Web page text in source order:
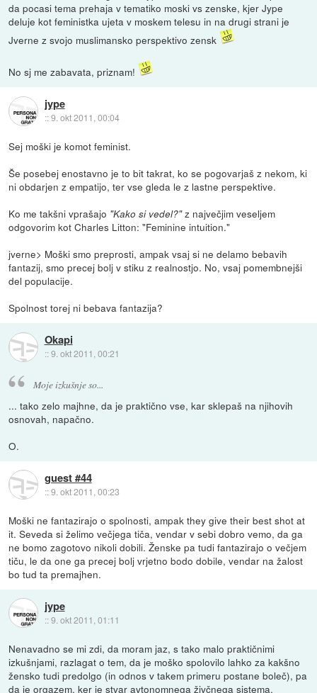
da pocasi tema prehaja v tematiko moski vs zenske, kjer Jype
deluje kot feministka ujeta v moskem telesu in na drugi strani je
Jverne z svojo muslimansko perspektivo zensk
No sj me zabavata, priznam!
jype
::9. okt 2011, 00:04
Sej moški je komot feminist.
Še posebej enostavno je to bit takrat, ko se pogovarjaš z nekom, ki
ni obdarjen z empatijo, ter vse gleda le z lastne perspektive.
Ko me takšni vprašajo "Kako si vedel?"z največjim veseljem
odgovorim kot Charles Litton: "Feminine intuition."
jverne> Moški smo preprosti, ampak vsaj si ne delamo bebavih
fantazij, smo precej bolj v stiku z realnostjo. No, vsaj pomembnejši
del populacije.
Spolnost torej ni bebava fantazija?
Okapi
::9. okt 2011, 00:21
Moje izkušnje so...
... tako zelo majhne, da je praktično vse, kar sklepaš na njihovih
osnovah, napačno.
O.
guest #44
::9. okt 2011, 00:23
Moški ne fantazirajo o spolnosti, ampak they give their best shot at
it. Seveda si želimo večjega tiča, vendar v sebi dobro vemo, da ga
ne bomo zagotovo nikoli dobili. Ženske pa tudi fantazirajo o večjem
tiču, le da one ga precej bolj vrjetno bodo dobile, vendar na žalost
bo tud ta premajhen.
jype
::9. okt 2011, 01:11
Nenavadno se mi zdi, da moram jaz, s tako malo praktičnimi
izkušnjami, razlagat o tem, da je moško spolovilo lahko za kakšno
žensko tudi predolgo (in odnos v takem primeru postane boleč), pa
da je orgazem, ker je stvar avtonomnega živčnega sistema,